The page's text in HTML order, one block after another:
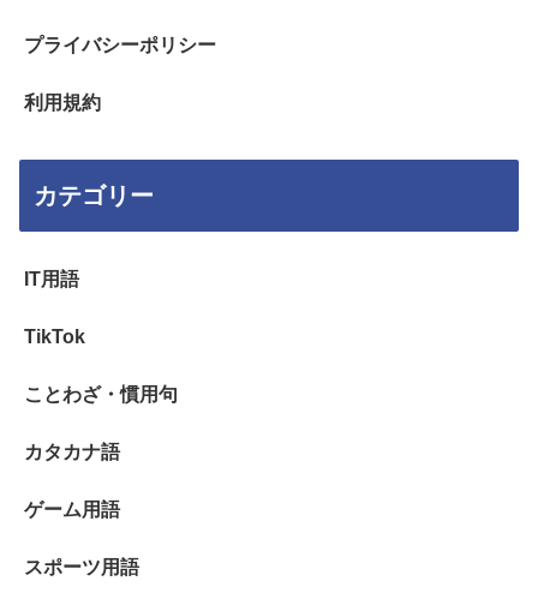
プライバシーポリシー
利用規約
カテゴリー
IT用語
TikTok
ことわざ・慣用句
カタカナ語
ゲーム用語
スポーツ用語